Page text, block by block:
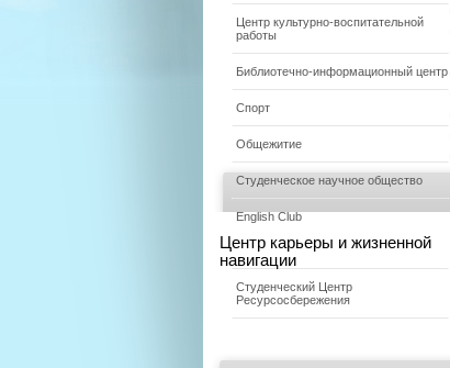
Центр культурно-воспитательной
работы
Библиотечно-информационный центр
Спорт
Общежитие
Студенческое научное общество
English Club
Центр карьеры и жизненной
навигации
Студенческий Центр
Ресурсосбережения